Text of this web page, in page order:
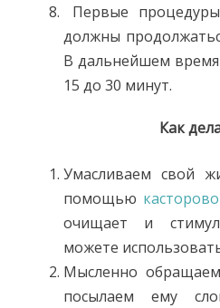
Первые
должны
В дальнейшем время
15 до 30 минут.
Как
Умасливаем свой
помощью
очищает и
можете
Мысленно
посылаем ему